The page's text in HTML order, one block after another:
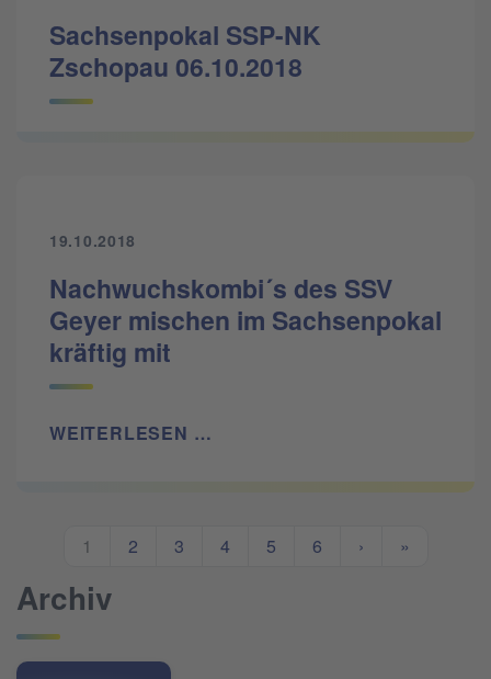
Sachsenpokal SSP-NK
Zschopau 06.10.2018
19.10.2018
Nachwuchskombi´s des SSV
Geyer mischen im Sachsenpokal
kräftig mit
WEITERLESEN …
1 2 3 4 5 6 › »
Archiv